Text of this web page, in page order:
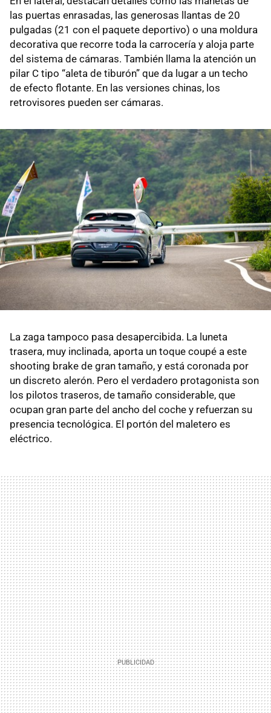
las puertas enrasadas, las generosas llantas de 20
pulgadas (21 con el paquete deportivo) o una moldura
decorativa que recorre toda la carrocería y aloja parte
del sistema de cámaras. También llama la atención un
pilar C tipo “aleta de tiburón” que da lugar a un techo
de efecto flotante. En las versiones chinas, los
retrovisores pueden ser cámaras.
La zaga tampoco pasa desapercibida. La luneta
trasera, muy inclinada, aporta un toque coupé a este
shooting brake de gran tamaño, y está coronada por
un discreto alerón. Pero el verdadero protagonista son
los pilotos traseros, de tamaño considerable, que
ocupan gran parte del ancho del coche y refuerzan su
presencia tecnológica. El portón del maletero es
eléctrico.